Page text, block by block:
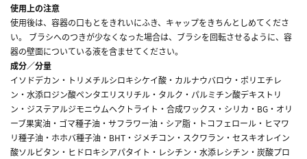
使用上の注意
使用後は、容器の口もとをきれいにふき、キャップをきちんとしめてくださ
い。 ブラシへのつきが少なくなった場合は、ブラシを回転させるように、容
器の壁面についている液を含ませてください。
成分／分量
イソドデカン・トリメチルシロキシケイ酸・カルナウバロウ・ポリエチレ
ン・水添ロジン酸ペンタエリスリチル・タルク・パルミチン酸デキストリ
ン・ジステアルジモニウムヘクトライト・合成ワックス・シリカ・BG・オリ
ーブ果実油・ゴマ種子油・サフラワー油・シア脂・トコフェロール・ヒマワ
リ種子油・ホホバ種子油・BHT・ジメチコン・スクワラン・セスキオレイン
酸ソルビタン・ヒドロキシアパタイト・レシチン・水添レシチン・炭酸プロ